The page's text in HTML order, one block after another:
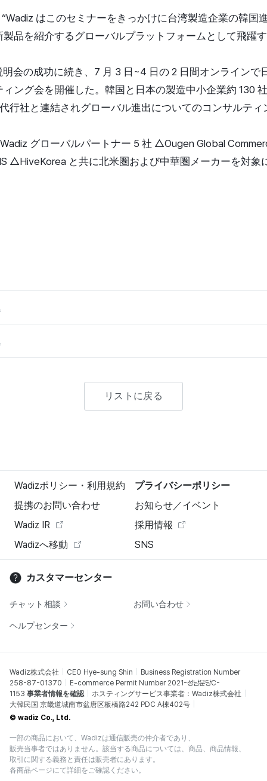
“Wadiz はこのセミナーをきっかけに台湾製造企業の韓国
品を紹介するグローバルプラットフォームとして飛躍
会の成功に続き、7 月 3 日~4 日の 2 日間オンラインで
ング会を開催した。韓国と日本の製造中小企業約 130
行社と連結されグローバル進出についてのコンサルティ
グローバルパートナー 5 社 △Ougen Global
△HiveKorea と共に北米圏および中華圏メーカーを対象
リストに戻る
Wadizポリシー・利用規約
プライバシーポリシー
提携のお問い合わせ
お知らせ／イベント
Wadiz IR
採用情報
Wadizへ移動
SNS
カスタマーセンター
チャット相談 お問い合わせ
ヘルプセンター
Wadiz株式会社 CEO Hye-sung Shin
Business Registration Number
258-87-01370
E-commerce Permit Number 2021-성남분당C-
1153 事業者情報を確認
ホスティングサービス事業者：Wadiz株式会社
大韓民国 京畿道城南市盆唐区板橋路242 PDC A棟402号
© wadiz Co., Ltd.
一部の商品において、Wadizは通信販売の仲介者であり、
販売当事者ではありません。該当する商品については、商品、商品情報、
取引に関する義務と責任は販売者にあります。
各商品ページにて詳細をご確認ください。